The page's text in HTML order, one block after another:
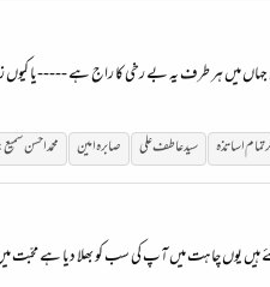
میں ہر طرف یہ بے رخی کا راج ہے -----یا
تماماساتذہ سید عاطف علی صابرہ امین محمّد احسن
ہیں یوں چاہت میں آپ کی سب کو بھلا دیا